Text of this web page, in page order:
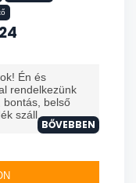
Én és
rendelkezünk
bontás, belső
száll...
BŐVEBBEN